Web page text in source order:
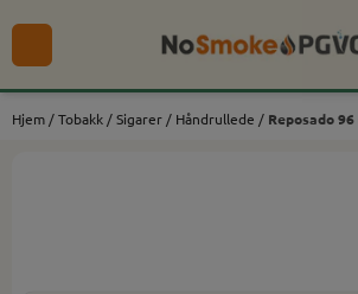
Hopp til innhold
Hjem /Tobakk /Sigarer / Håndrullede / Reposado